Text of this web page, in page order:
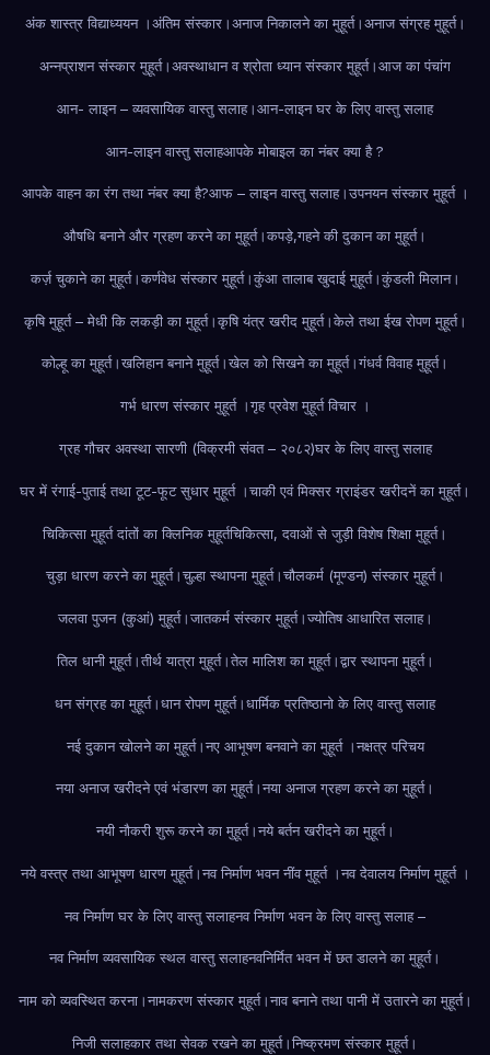
अंक शास्त्र विद्याध्ययन ।अंतिम संस्कार।अनाज निकालने का मुहूर्त।अनाज संग्रह मुहूर्त।
अन्नप्राशन संस्कार मुहूर्त।अवस्थाधान व श्रोता ध्यान संस्कार मुहूर्त।आज का पंचांग
आन- लाइन – व्यवसायिक वास्तु सलाह।आन-लाइन घर के लिए वास्तु सलाह
आन-लाइन वास्तु सलाहआपके मोबाइल का नंबर क्या है ?
आपके वाहन का रंग तथा नंबर क्या है?आफ – लाइन वास्तु सलाह।उपनयन संस्कार मुहूर्त ।
औषधि बनाने और ग्रहण करने का मुहूर्त।कपड़े,गहने की दुकान का मुहूर्त।
कर्ज़ चुकाने का मुहूर्त।कर्णवेध संस्कार मुहूर्त।कुंआ तालाब खुदाई मुहूर्त।कुंडली मिलान।
कृषि मुहूर्त – मेधी कि लकड़ी का मुहूर्त।कृषि यंत्र खरीद मुहूर्त।केले तथा ईख रोपण मुहूर्त।
कोल्हू का मुहूर्त।खलिहान बनाने मुहूर्त।खेल को सिखने का मुहूर्त।गंधर्व विवाह मुहूर्त।
गर्भ धारण संस्कार मुहूर्त ।गृह प्रवेश मुहूर्त विचार ।
ग्रह गौचर अवस्था सारणी (विक्रमी संवत – २०८२)घर के लिए वास्तु सलाह
घर में रंगाई-पुताई तथा टूट-फूट सुधार मुहूर्त ।चाकी एवं मिक्सर ग्राइंडर खरीदनें का मुहूर्त।
चिकित्सा मुहूर्त दांतों का क्लिनिक मुहूर्तचिकित्सा, दवाओं से जुड़ी विशेष शिक्षा मुहूर्त।
चुड़ा धारण करने का मुहूर्त।चुल्हा स्थापना मुहूर्त।चौलकर्म (मूण्डन) संस्कार मुहूर्त।
जलवा पुजन (कुआं) मुहूर्त।जातकर्म संस्कार मुहूर्त।ज्योतिष आधारित सलाह।
तिल धानी मुहूर्त।तीर्थ यात्रा मुहूर्त।तेल मालिश का मुहूर्त।द्वार स्थापना मुहूर्त।
धन संग्रह का मुहूर्त।धान रोपण मुहूर्त।धार्मिक प्रतिष्ठानो के लिए वास्तु सलाह
नई दुकान खोलने का मुहूर्त।नए आभूषण बनवाने का मुहूर्त ।नक्षत्र परिचय
नया अनाज खरीदने एवं भंडारण का मुहूर्त।नया अनाज ग्रहण करने का मुहूर्त।
नयी नौकरी शुरू करने का मुहूर्त।नये बर्तन खरीदने का मुहूर्त।
नये वस्त्र तथा आभूषण धारण मुहूर्त।नव निर्माण भवन नींव मुहूर्त ।नव देवालय निर्माण मुहूर्त ।
नव निर्माण घर के लिए वास्तु सलाहनव निर्माण भवन के लिए वास्तु सलाह –
नव निर्माण व्यवसायिक स्थल वास्तु सलाहनवनिर्मित भवन में छत डालने का मुहूर्त।
नाम को व्यवस्थित करना।नामकरण संस्कार मुहूर्त।नाव बनाने तथा पानी में उतारने का मुहूर्त।
निजी सलाहकार तथा सेवक रखने का मुहूर्त।निष्क्रमण संस्कार मुहूर्त।